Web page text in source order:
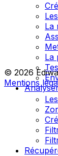
La
La
© 2026
Mentions